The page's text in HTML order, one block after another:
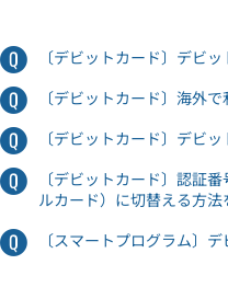
〔デビットカード〕デビ
〔デビットカード〕海外
〔デビットカード〕デビ
〔デビットカード〕認証
ルカード）に切替える方法
〔スマートプログラム〕